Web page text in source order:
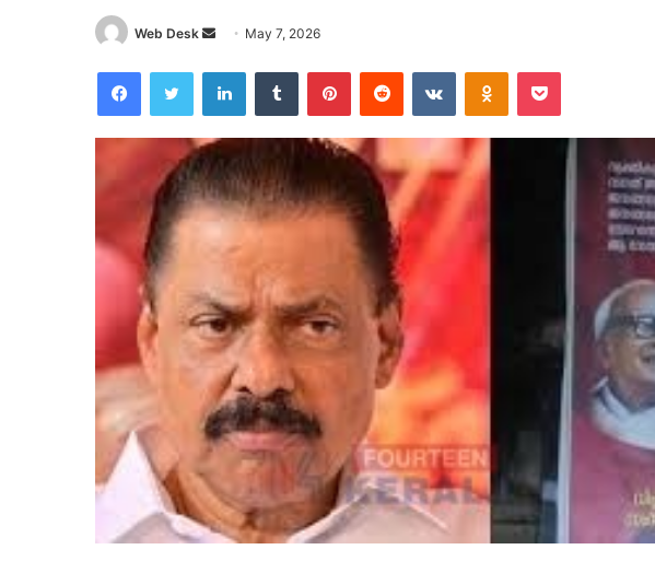
Web Desk
Send
email
May 7, 2026
FacebookTwitter LinkedInTumblr PinterestReddit VKontakteOdnoklassniki
Pocket